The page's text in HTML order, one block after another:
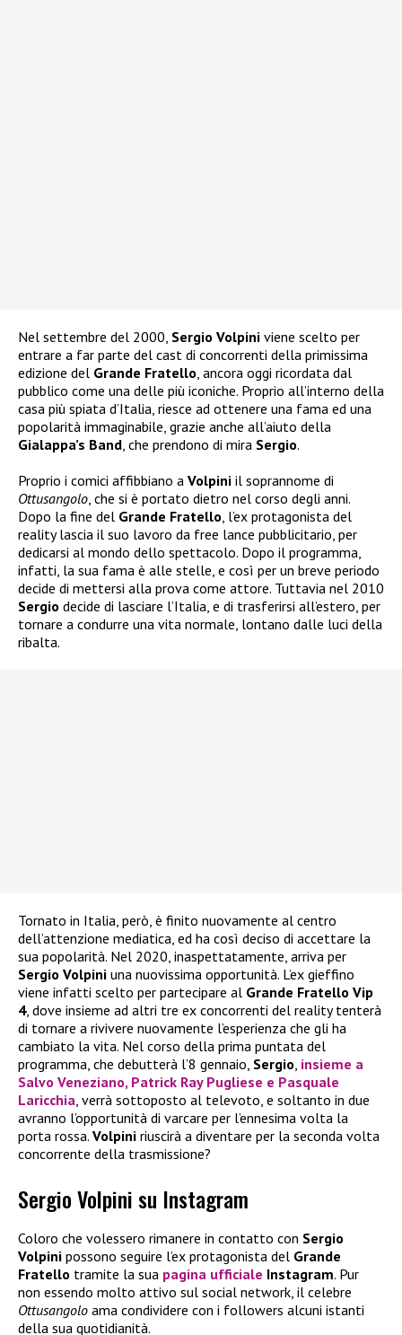
Nel settembre del 2000, Sergio Volpini viene scelto per
entrare a far parte del cast di concorrenti della primissima
edizione del Grande Fratello , ancora oggi ricordata dal
pubblico come una delle più iconiche. Proprio all’interno della
casa più spiata d’Italia, riesce ad ottenere una fama ed una
popolarità immaginabile, grazie anche all’aiuto della
Gialappa’s Band , che prendono di mira Sergio.
Proprio i comici affibbiano a Volpini il soprannome di
Ottusangolo , che si è portato dietro nel corso degli anni.
Dopo la fine del Grande Fratello , l’ex protagonista del
reality lascia il suo lavoro da free lance pubblicitario, per
dedicarsi al mondo dello spettacolo. Dopo il programma,
infatti, la sua fama è alle stelle, e così per un breve periodo
decide di mettersi alla prova come attore. Tuttavia nel 2010
Sergio decide di lasciare l’Italia, e di trasferirsi all’estero, per
tornare a condurre una vita normale, lontano dalle luci della
ribalta.
Tornato in Italia, però, è finito nuovamente al centro
dell’attenzione mediatica, ed ha così deciso di accettare la
sua popolarità. Nel 2020, inaspettatamente, arriva per
Sergio Volpini una nuovissima opportunità. L’ex gieffino
viene infatti scelto per partecipare al Grande Fratello Vip
4, dove insieme ad altri tre ex concorrenti del reality tenterà
di tornare a rivivere nuovamente l’esperienza che gli ha
cambiato la vita. Nel corso della prima puntata del
programma, che debutterà l’8 gennaio, Sergio insieme a
Salvo Veneziano, Patrick Ray Pugliese e Pasquale
Laricchia , verrà sottoposto al televoto, e soltanto in due
avranno l’opportunità di varcare per l’ennesima volta la
porta rossa. Volpini riuscirà a diventare per la seconda volta
concorrente della trasmissione?
Sergio Volpini su Instagram
Coloro che volessero rimanere in contatto con Sergio
Volpini possono seguire l’ex protagonista del Grande
Fratello tramite la sua pagina ufficiale Instagram. Pur
non essendo molto attivo sul social network, il celebre
Ottusangolo ama condividere con i followers alcuni istanti
della sua quotidianità.